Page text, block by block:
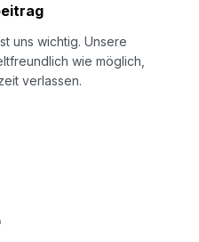
uns wichtig. Unsere
wie möglich,
verlassen.